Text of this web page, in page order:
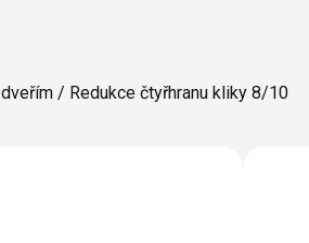
Ocelová okna a dveře
/ Redukce čtyřhranu kliky 8/10